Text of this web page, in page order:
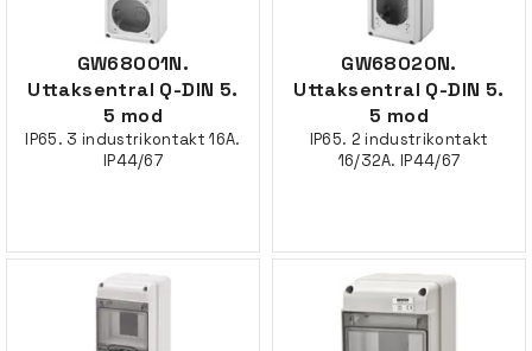
GW68001N.
Uttaksentral Q-DIN 5.
5 mod
IP65. 3 industrikontakt 16A.
IP44/67
GW68020N.
Uttaksentral Q-DIN 5.
5 mod
IP65. 2 industrikontakt
16/32A. IP44/67